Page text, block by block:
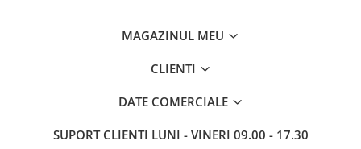
Multifunctionale Inkjet
Accesorii switch-uri
MAGAZINUL MEU
CLIENTI
DATE COMERCIALE
SUPORT CLIENTI LUNI - VINERI 09.00 - 17.30